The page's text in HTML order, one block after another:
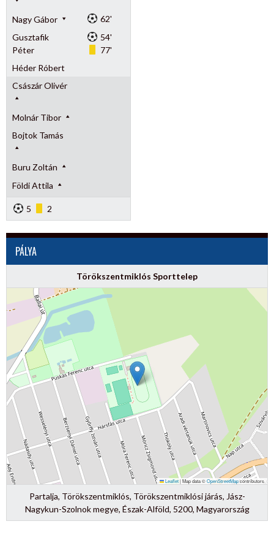
Nagy Gábor
62'
Gusztafik
Péter
54'
77'
Héder Róbert
Császár Olivér
Molnár Tibor
Bojtok Tamás
Buru Zoltán
Földi Attila
5 2
PÁLYA
Törökszentmiklós Sporttelep
Leaflet|Map data ©OpenStreetMapcontributors
Partalja, Törökszentmiklós, Törökszentmiklósi járás, Jász-
Nagykun-Szolnok megye, Észak-Alföld, 5200, Magyarország